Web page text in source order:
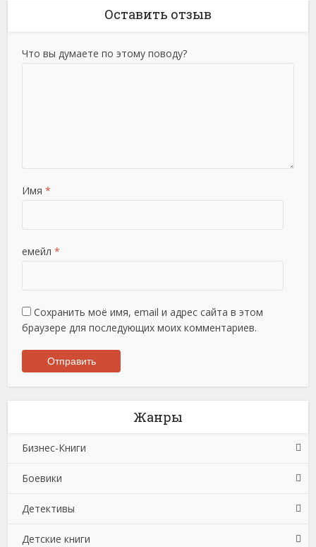
Оставить отзыв
Что вы думаете по этому поводу?
Имя *
емейл *
Сохранить моё имя, email и адрес сайта в этом
браузере для последующих моих комментариев.
Жанры
Бизнес-Книги
Банковское дело
Бухучет, налогообложение, аудит
Делопроизводство
Боевики
Боевики: Прочее
Криминальные боевики
Детективы
Зарубежные детективы
Детские книги